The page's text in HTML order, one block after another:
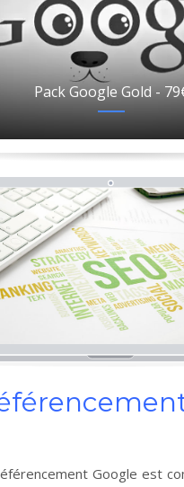
Pack Google Gold -
Google est